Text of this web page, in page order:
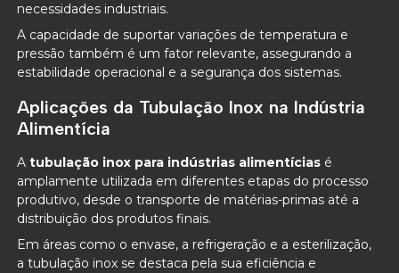
necessidades industriais.
A capacidade de suportar variações de temperatura e
pressão também é um fator relevante, assegurando a
estabilidade operacional e a segurança dos sistemas.
Aplicações da Tubulação Inox na Indústria
Alimentícia
Atubulação inox para indústrias alimentícias é
amplamente utilizada em diferentes etapas do processo
produtivo, desde o transporte de matérias-primas até a
distribuição dos produtos finais.
Em áreas como o envase, a refrigeração e a esterilização,
a tubulação inox se destaca pela sua eficiência e